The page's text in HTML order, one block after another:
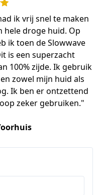
ik vrij snel te maken
hele droge huid. Op
ik toen de Slowwave
is een superzacht
100% zijde. Ik gebruik
zowel mijn huid als
Ik ben er ontzettend
zeker gebruiken."